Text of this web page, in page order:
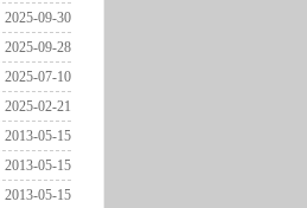
2025-09-30
2025-09-28
2025-07-10
2025-02-21
2013-05-15
2013-05-15
2013-05-15